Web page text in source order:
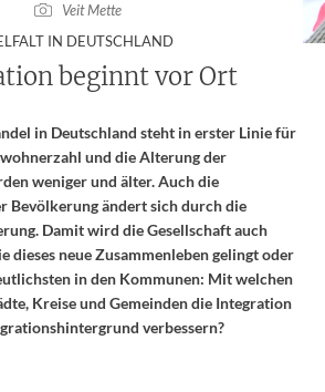
Veit Mette
IN DEUTSCHLAND:
beginnt vor Ort
in Deutschland steht in erster Linie für
und die Alterung der
weniger und älter. Auch die
Bevölkerung ändert sich durch die
Damit wird die Gesellschaft auch
dieses neue Zusammenleben gelingt oder
in den Kommunen: Mit welchen
Kreise und Gemeinden die Integration
verbessern?